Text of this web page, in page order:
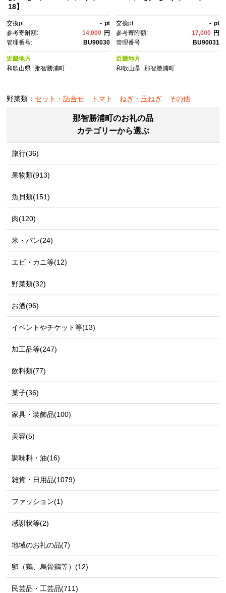
18】
交換pt: - pt
参考寄附額:
14,000 円
管理番号:
BU90030
近畿地方
和歌山県
那智勝浦町
交換pt: - pt
参考寄附額:
17,000 円
管理番号:
BU90031
近畿地方
和歌山県 那智勝浦町
野菜類： セット・詰合せ トマト ねぎ・玉ねぎ その他
那智勝浦町のお礼の品
カテゴリーから選ぶ
旅行(36)
果物類(913)
魚貝類(151)
肉(120)
米・パン(24)
エビ・カニ等(12)
野菜類(32)
お酒(96)
イベントやチケット等(13)
加工品等(247)
飲料類(77)
菓子(36)
家具・装飾品(100)
美容(5)
調味料・油(16)
雑貨・日用品(1079)
ファッション(1)
感謝状等(2)
地域のお礼の品(7)
卵（鶏、烏骨鶏等）(12)
民芸品・工芸品(711)